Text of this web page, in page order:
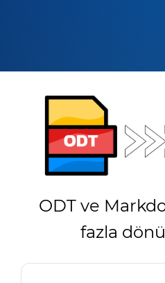
ODT ve
fazla